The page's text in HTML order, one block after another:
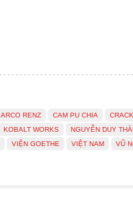
ARCO RENZ CAM PU CHIA
CRACK
KOBALT WORKS
NGUYỄN DUY
VIỆN GOETHE VIỆT NAM
VŨ